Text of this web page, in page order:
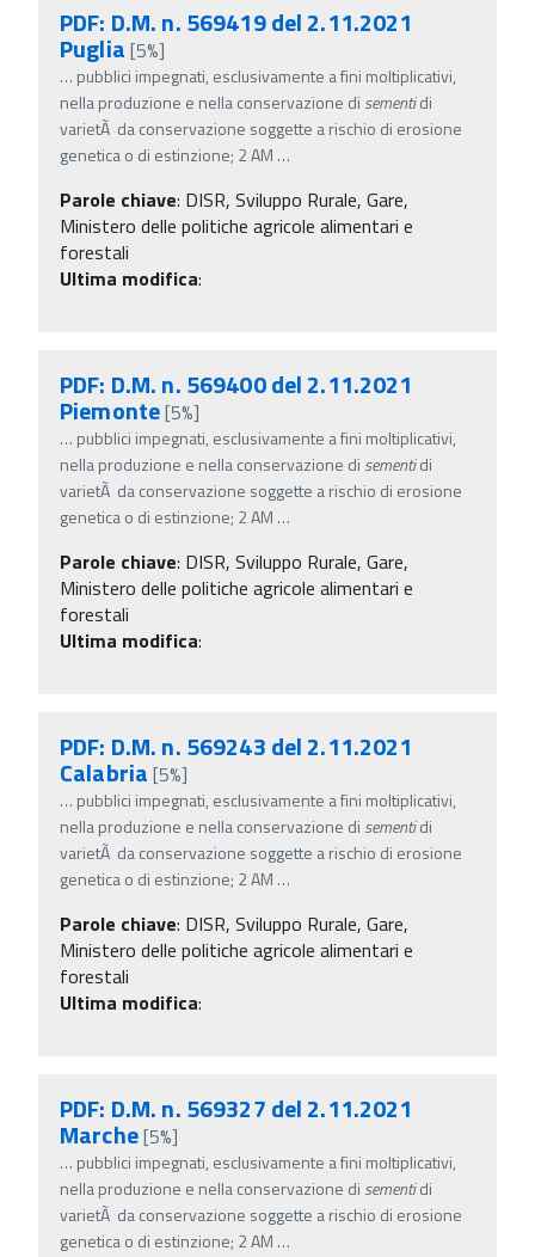
PDF: D.M. n. 569419 del 2.11.2021
Puglia [5%]
… pubblici impegnati, esclusivamente a fini moltiplicativi,
nella produzione e nella conservazione di sementidi
varietÃ da conservazione soggette a rischio di erosione
genetica o di estinzione; 2 AM …
Parole chiave: DISR, Sviluppo Rurale, Gare,
Ministero delle politiche agricole alimentari e
forestali
Ultima modifica:
PDF: D.M. n. 569400 del 2.11.2021
Piemonte[5%]
… pubblici impegnati, esclusivamente a fini moltiplicativi,
nella produzione e nella conservazione di sementidi
varietÃ da conservazione soggette a rischio di erosione
genetica o di estinzione; 2 AM …
Parole chiave: DISR, Sviluppo Rurale, Gare,
Ministero delle politiche agricole alimentari e
forestali
Ultima modifica:
PDF: D.M. n. 569243 del 2.11.2021
Calabria [5%]
… pubblici impegnati, esclusivamente a fini moltiplicativi,
nella produzione e nella conservazione di sementidi
varietÃ da conservazione soggette a rischio di erosione
genetica o di estinzione; 2 AM …
Parole chiave: DISR, Sviluppo Rurale, Gare,
Ministero delle politiche agricole alimentari e
forestali
Ultima modifica:
PDF: D.M. n. 569327 del 2.11.2021
Marche[5%]
… pubblici impegnati, esclusivamente a fini moltiplicativi,
nella produzione e nella conservazione di sementidi
varietÃ da conservazione soggette a rischio di erosione
genetica o di estinzione; 2 AM …